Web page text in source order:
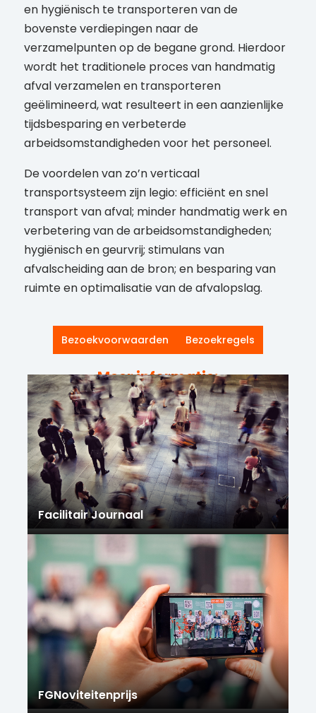
en hygiënisch te transporteren van de
bovenste verdiepingen naar de
verzamelpunten op de begane grond. Hierdoor
wordt het traditionele proces van handmatig
afval verzamelen en transporteren
geëlimineerd, wat resulteert in een aanzienlijke
tijdsbesparing en verbeterde
arbeidsomstandigheden voor het personeel.
De voordelen van zo’n verticaal
transportsysteem zijn legio: efficiënt en snel
transport van afval; minder handmatig werk en
verbetering van de arbeidsomstandigheden;
hygiënisch en geurvrij; stimulans van
afvalscheiding aan de bron; en besparing van
ruimte en optimalisatie van de afvalopslag.
Bezoekvoorwaarden Bezoekregels
Meer informatie:
Facilitair Journaal
FGNoviteitenprijs